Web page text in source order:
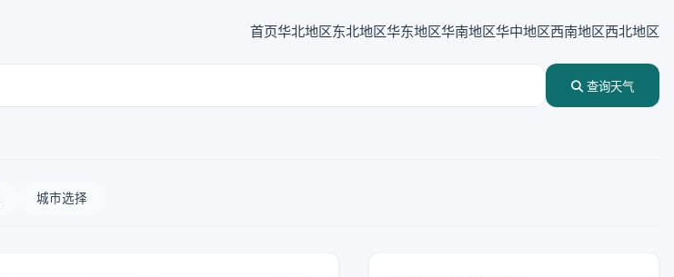
首页华北地区东北地区华东地区华南地区华中地区西南地区西北地区
查询天气
城市选择